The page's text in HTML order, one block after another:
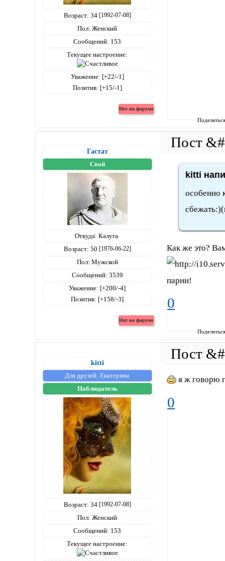
Возраст: 34 [1992-07-08]
Пол: Женский
Сообщений: 153
Текущее настроение:
Уважение: [+22/-1]
Позитив: [+15/-1]
Гастат
Свой
Откуда: Калуга.
Возраст: 50 [1976-06-22]
Пол: Мужской
Сообщений: 3539
Уважение: [+200/-4]
Позитив: [+158/-3]
kitti
особенно
Как же это?
парни!
0
kitti
Для друзей: Екатерина
Наблюдатель
Возраст: 34 [1992-07-08]
Пол: Женский
Сообщений: 153
Текущее настроение:
я ж говорю
0